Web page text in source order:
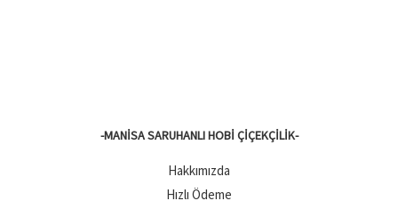
-MANISA SARUHANLI HOBI ÇIÇEKÇILIK-
Hakkımızda
Hızlı Ödeme